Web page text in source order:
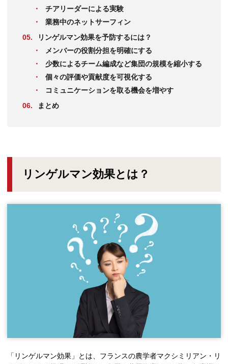
チアリーダーによる実験
業務中のネットサーフィン
リンゲルマン効果を予防するには？
メンバーの役割分担を明確にする
少数によるチーム編成など集団の規模を縮小する
個々の評価や貢献度を可視化する
コミュニケーションを取る機会を増やす
まとめ
リンゲルマン効果とは？
「リンゲルマン効果」とは、フランスの農学者マクシミリアン・リ